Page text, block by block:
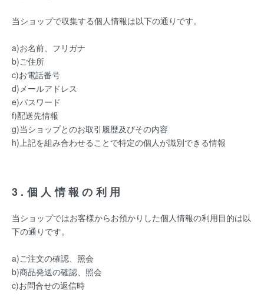
当ショップで収集する個人情報は以下の通りです。
a)お名前、フリガナ
b)ご住所
c)お電話番号
d)メールアドレス
e)パスワード
f)配送先情報
g)当ショップとのお取引履歴及びその内容
h)上記を組み合わせることで特定の個人が識別できる情報
3.個人情報の利用
当ショップではお客様からお預かりした個人情報の利用目的は以
下の通りです。
a)ご注文の確認、照会
b)商品発送の確認、照会
c)お問合せの返信時